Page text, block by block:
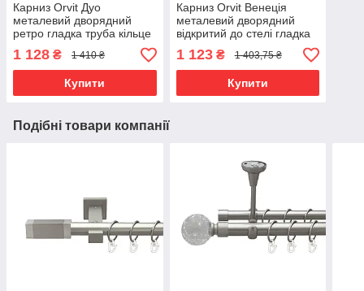
Карниз Orvit Дуо
металевий дворядний
ретро гладка труба кільце
металеве Антик 25\19 мм
160 см (4301658)
1 128 ₴ 1 410 ₴
Купити
Карниз Orvit Венеція
металевий дворядний
відкритий до стелі гладка
Мідь 16\16 мм 300 см (00-
00020069)
1 123₴ 1 403,75 ₴
Купити
Подібні товари компанії